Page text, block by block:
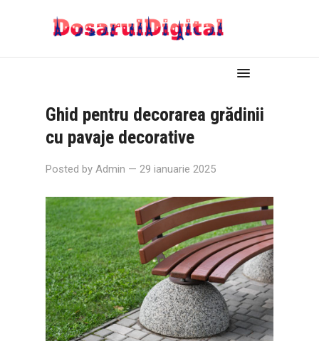
Ghid pentru decorarea grădinii
cu pavaje decorative
Posted by Admin — 29 ianuarie 2025